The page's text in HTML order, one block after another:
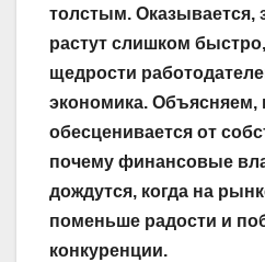
толстым. Оказывается,
растут слишком
щедрости
экономика. Объясняем,
обесценивается от
почему финансовые
дождутся, когда на
поменьше радости и
конкуренции.